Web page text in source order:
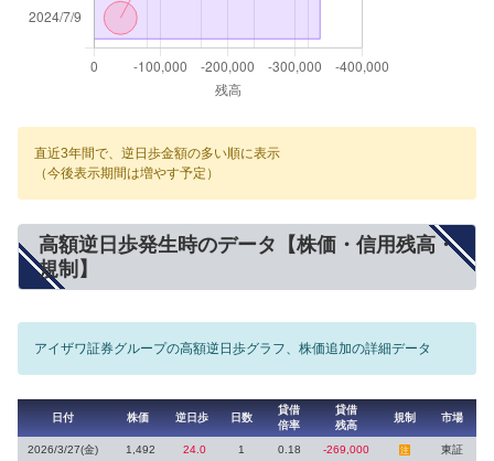
直近3年間で、逆日歩金額の多い順に表示
（今後表示期間は増やす予定）
高額逆日歩発生時のデータ【株価・信用残高・
規制】
アイザワ証券グループの高額逆日歩グラフ、株価追加の詳細データ
日付 株価 逆日歩 日数
貸借
倍率
貸借
残高
規制 市場
2026/3/27(金) 1,492 24.0 1 0.18 -269,000 注 東証